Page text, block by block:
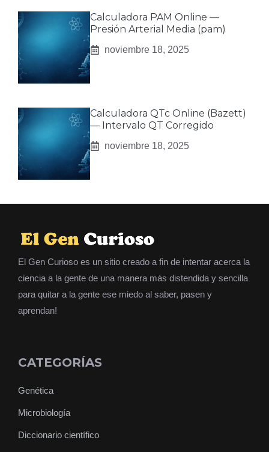
Calculadora PAM Online —
Presión Arterial Media (pam)
noviembre 18, 2025
Calculadora QTc Online (Bazett)
— Intervalo QT Corregido
noviembre 18, 2025
El Gen Curioso es un sitio creado a fin de intentar acerca la
ciencia a la gente de una manera más distendida y sencilla
para quitar a la gente ese miedo al saber, pasen y
aprendan!
CATEGORÍAS
Genética
Microbiología
Diccionario científico